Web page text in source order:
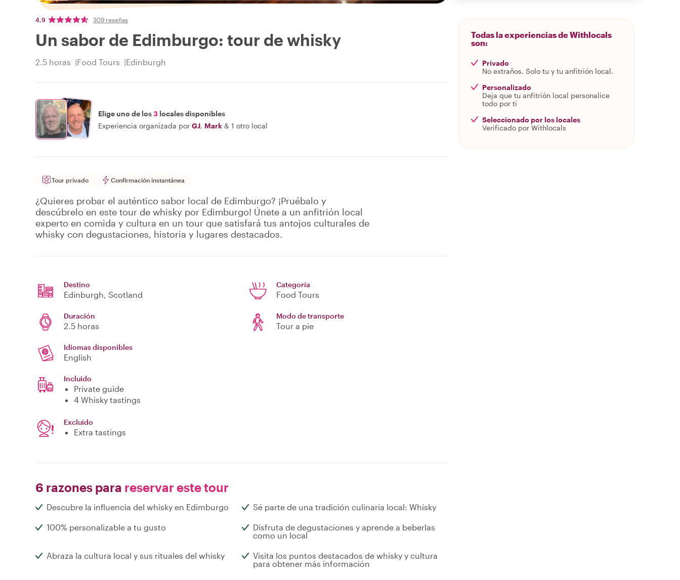
4,9 309 reseñas
Un sabor de Edimburgo: tour de whisky
2.5 horas Food Tours Edinburgh
Elige uno de los3 locales disponibles
Experiencia organizada por GJ, Mark & 1 otro local
Tour privado Confirmación instantánea
¿Quieres probar el auténtico sabor local de Edimburgo? ¡Pruébalo y
descúbrelo en este tour de whisky por Edimburgo! Únete a un anfitrión local
experto en comida y cultura en un tour que satisfará tus antojos culturales de
whisky con degustaciones, historia y lugares destacados.
Destino
Edinburgh, Scotland
Categoría
Food Tours
Duración
2.5 horas
Modo de transporte
Tour a pie
Idiomas disponibles
English
Incluido
Private guide
4 Whisky tastings
Excluido
Extra tastings
6 razones para reservar este tour
Descubre la influencia del whisky en Edimburgo Sé parte de una tradición culinaria local: Whisky
100% personalizable a tu gusto
Disfruta de degustaciones y aprende a beberlas
como un local
Abraza la cultura local y sus rituales del whisky
Visita los puntos destacados de whisky y cultura
para obtener más información
Todas la experiencias de Withlocals
son:
Privado
No extraños. Solo tu y tu anfitrión local.
Personalizado
Deja que tu anfitrión local personalice
todo por ti
Seleccionado por los locales
Verificado por Withlocals